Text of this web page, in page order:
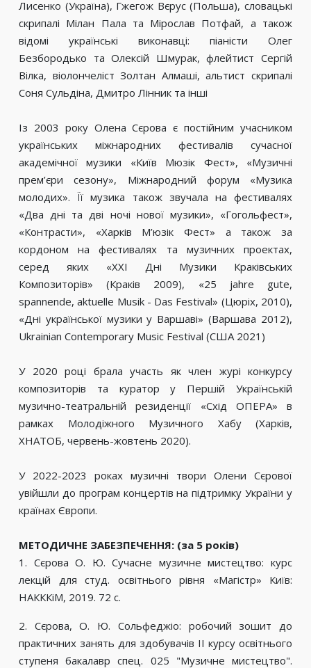
Лисенко (Україна), Гжегож Вєрус (Польша), словацькі
скрипалі Мілан Пала та Мірослав Потфай, а також
відомі українські виконавці: піаністи Олег
Безбородько та Олексій Шмурак, флейтист Сергій
Вілка, віолончеліст Золтан Алмаші, альтист скрипалі
Соня Сульдіна, Дмитро Лінник та інші
Із 2003 року Олена Сєрова є постійним учасником
українських міжнародних фестивалів сучасної
академічної музики «Київ Мюзік Фест», «Музичні
прем’єри сезону», Міжнародний форум «Музика
молодих». Її музика також звучала на фестивалях
«Два дні та дві ночі нової музики», «Гогольфест»,
«Контрасти», «Харків М’юзік Фест» а також за
кордоном на фестивалях та музичних проектах,
серед яких «XXI Дні Музики Краківських
Композиторів» (Краків 2009), «25 jahre gute,
spannende, aktuelle Musik - Das Festival» (Цюріх, 2010),
«Дні української музики у Варшаві» (Варшава 2012),
Ukrainian Contemporary Music Festival (США 2021)
У 2020 році брала участь як член журі конкурсу
композиторів та куратор у Першій Українській
музично-театральній резиденції «Схід ОПЕРА» в
рамках Молодіжного Музичного Хабу (Харків,
ХНАТОБ, червень-жовтень 2020).
У 2022-2023 роках музичні твори Олени Сєрової
увійшли до програм концертів на підтримку України у
країнах Європи.
МЕТОДИЧНЕ ЗАБЕЗПЕЧЕННЯ: (за 5 років)
1. Сєрова О. Ю. Сучасне музичне мистецтво: курс
лекцій для студ. освітнього рівня «Магістр» Київ:
НАКККіМ, 2019. 72 с.
2. Сєрова, О. Ю. Сольфеджіо: робочий зошит до
практичних занять для здобувачів ІІ курсу освітнього
ступеня бакалавр спец. 025 "Музичне мистецтво".